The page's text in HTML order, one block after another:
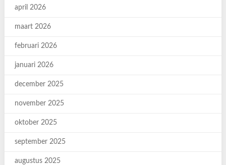
april 2026
maart 2026
februari 2026
januari 2026
december 2025
november 2025
oktober 2025
september 2025
augustus 2025